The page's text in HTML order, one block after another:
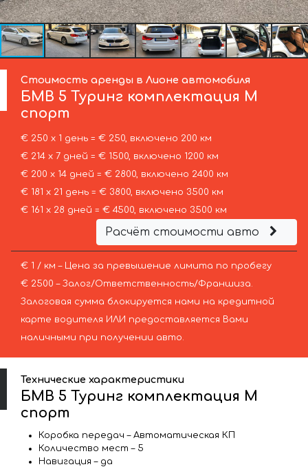
Стоимость аренды в Лионе автомобиля
БМВ 5 Туринг комплектация М
спорт
€ 250 х 1 день = € 250, включено 200 км
€ 214 х 7 дней = € 1500, включено 1200 км
€ 200 х 14 дней = € 2800, включено 2400 км
€ 181 х 21 день = € 3800, включено 3500 км
€ 161 х 28 дней = € 4500, включено 3500 км
Расчёт стоимости авто
€ 1 / км – Цена за превышение лимита по пробегу
€ 2500 – Залог/Ответственность/Франшиза.
Залоговая сумма блокируется нами на кредитной
карте водителя ИЛИ предоставляется Вами
наличными при получении авто.
Технические характеристики
БМВ 5 Туринг комплектация М
спорт
Коробка передач – Автоматическая КП
Количество мест – 5
Навигация – да